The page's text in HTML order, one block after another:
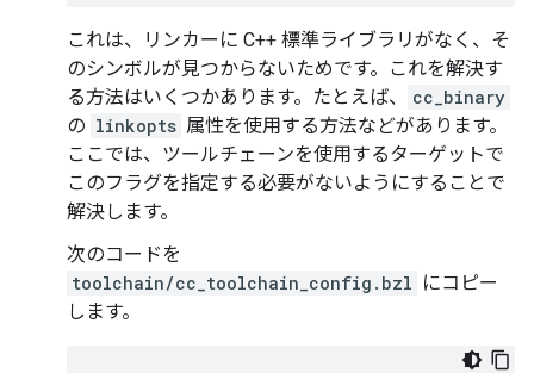
これは、リンカーに C++ 標準ライブラリがなく、そ
のシンボルが見つからないためです。これを解決す
る方法はいくつかあります。たとえば、
cc_binary
の linkopts 属性を使用する方法などがあります。
ここでは、ツールチェーンを使用するターゲットで
このフラグを指定する必要がないようにすることで
解決します。
次のコードを
toolchain/cc_toolchain_config.bzl にコピー
します。